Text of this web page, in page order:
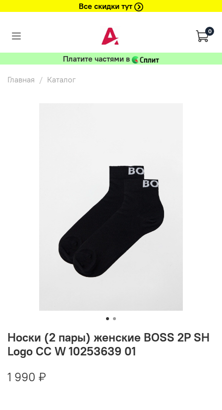
Все скидки тут
0
Платите частями в
Главная Каталог
Носки (2 пары) женские BOSS 2P SH
Logo CC W 10253639 01
1 990 ₽